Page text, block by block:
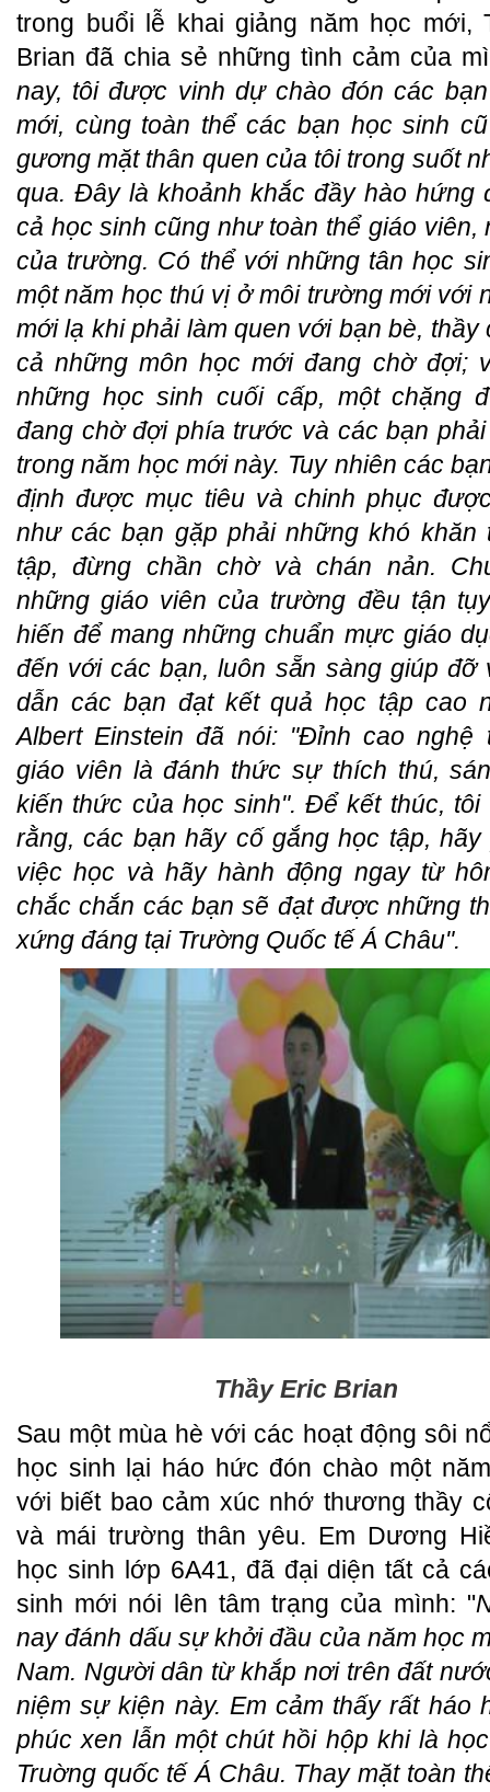
trong buổi lễ khai giảng năm học mới,
Brian đã chia sẻ những tình cảm của
nay, tôi được vinh dự chào đón các
mới, cùng toàn thể các bạn học sinh
gương mặt thân quen của tôi trong suốt
qua. Đây là khoảnh khắc đầy hào hứng
cả học sinh cũng như toàn thể giáo viên,
của trường. Có thể với những tân học
một năm học thú vị ở môi trường mới với
mới lạ khi phải làm quen với bạn bè, thầy
cả những môn học mới đang chờ đợi;
những học sinh cuối cấp, một chặng
đang chờ đợi phía trước và các bạn
trong năm học mới này. Tuy nhiên các
định được mục tiêu và chinh phục
như các bạn gặp phải những khó khăn
tập, đừng chần chờ và chán nản.
những giáo viên của trường đều tận
hiến để mang những chuẩn mực giáo
đến với các bạn, luôn sẵn sàng giúp đỡ
dẫn các bạn đạt kết quả học tập cao
Albert Einstein đã nói: "Đỉnh cao nghệ
giáo viên là đánh thức sự thích thú,
kiến thức của học sinh". Để kết thúc, tôi
rằng, các bạn hãy cố gắng học tập, hãy
việc học và hãy hành động ngay từ
chắc chắn các bạn sẽ đạt được những
xứng đáng tại Trường Quốc tế Á Châu".
Thầy Eric Brian
Sau một mùa hè với các hoạt động sôi
học sinh lại háo hức đón chào một
với biết bao cảm xúc nhớ thương thầy
và mái trường thân yêu. Em Dương
học sinh lớp 6A41, đã đại diện tất cả
sinh mới nói lên tâm trạng của mình: "
nay đánh dấu sự khởi đầu của năm học
Nam. Người dân từ khắp nơi trên đất
niệm sự kiện này. Em cảm thấy rất háo
phúc xen lẫn một chút hồi hộp khi là
Truờng quốc tế Á Châu. Thay mặt toàn